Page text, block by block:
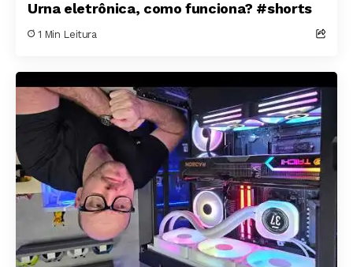
Urna eletrônica, como funciona? #shorts
1 Min Leitura